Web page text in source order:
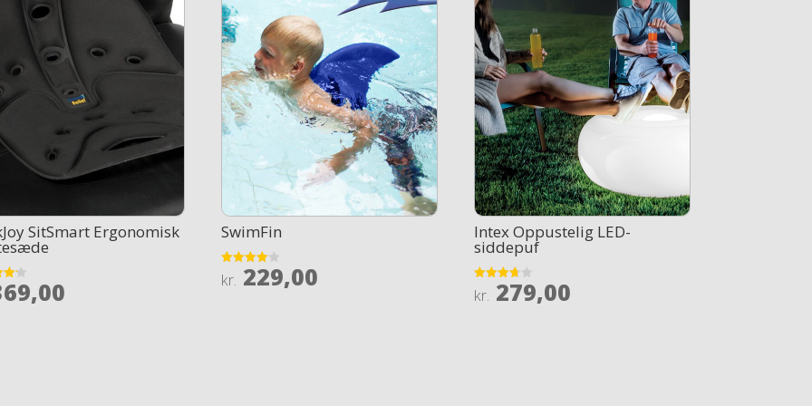
SitSmart Ergonomisk SwimFin
Rated
4
kr. 229,00
Intex Oppustelig LED-
siddepuf
Rated
3.7
kr. 279,00